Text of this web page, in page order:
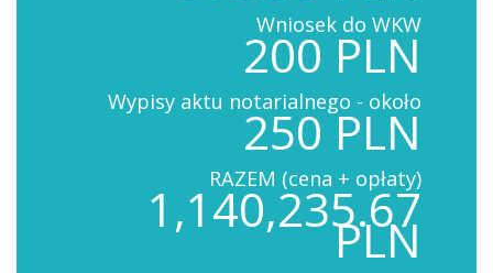
Wniosek do WKW
200 PLN
Wypisy aktu notarialnego - około
250 PLN
RAZEM (cena + opłaty)
1,140,235.67
PLN